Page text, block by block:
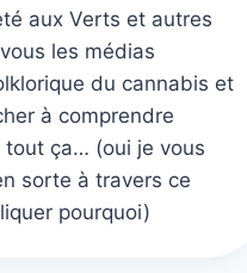
aux Verts et autres
les médias
du cannabis et
à comprendre
tout ça… (oui je vous
sorte à travers ce
pourquoi)